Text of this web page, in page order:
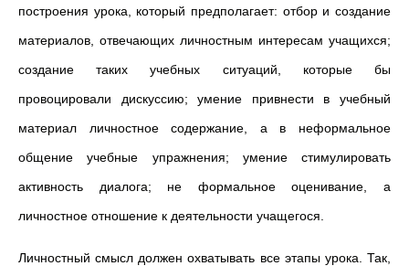
построения урока, который предполагает: отбор и создание
материалов, отвечающих личностным интересам учащихся;
создание таких учебных ситуаций, которые бы
провоцировали дискуссию; умение привнести в учебный
материал личностное содержание, а в неформальное
общение учебные упражнения; умение стимулировать
активность диалога; не формальное оценивание, а
личностное отношение к деятельности учащегося.
Личностный смысл должен охватывать все этапы урока. Так,